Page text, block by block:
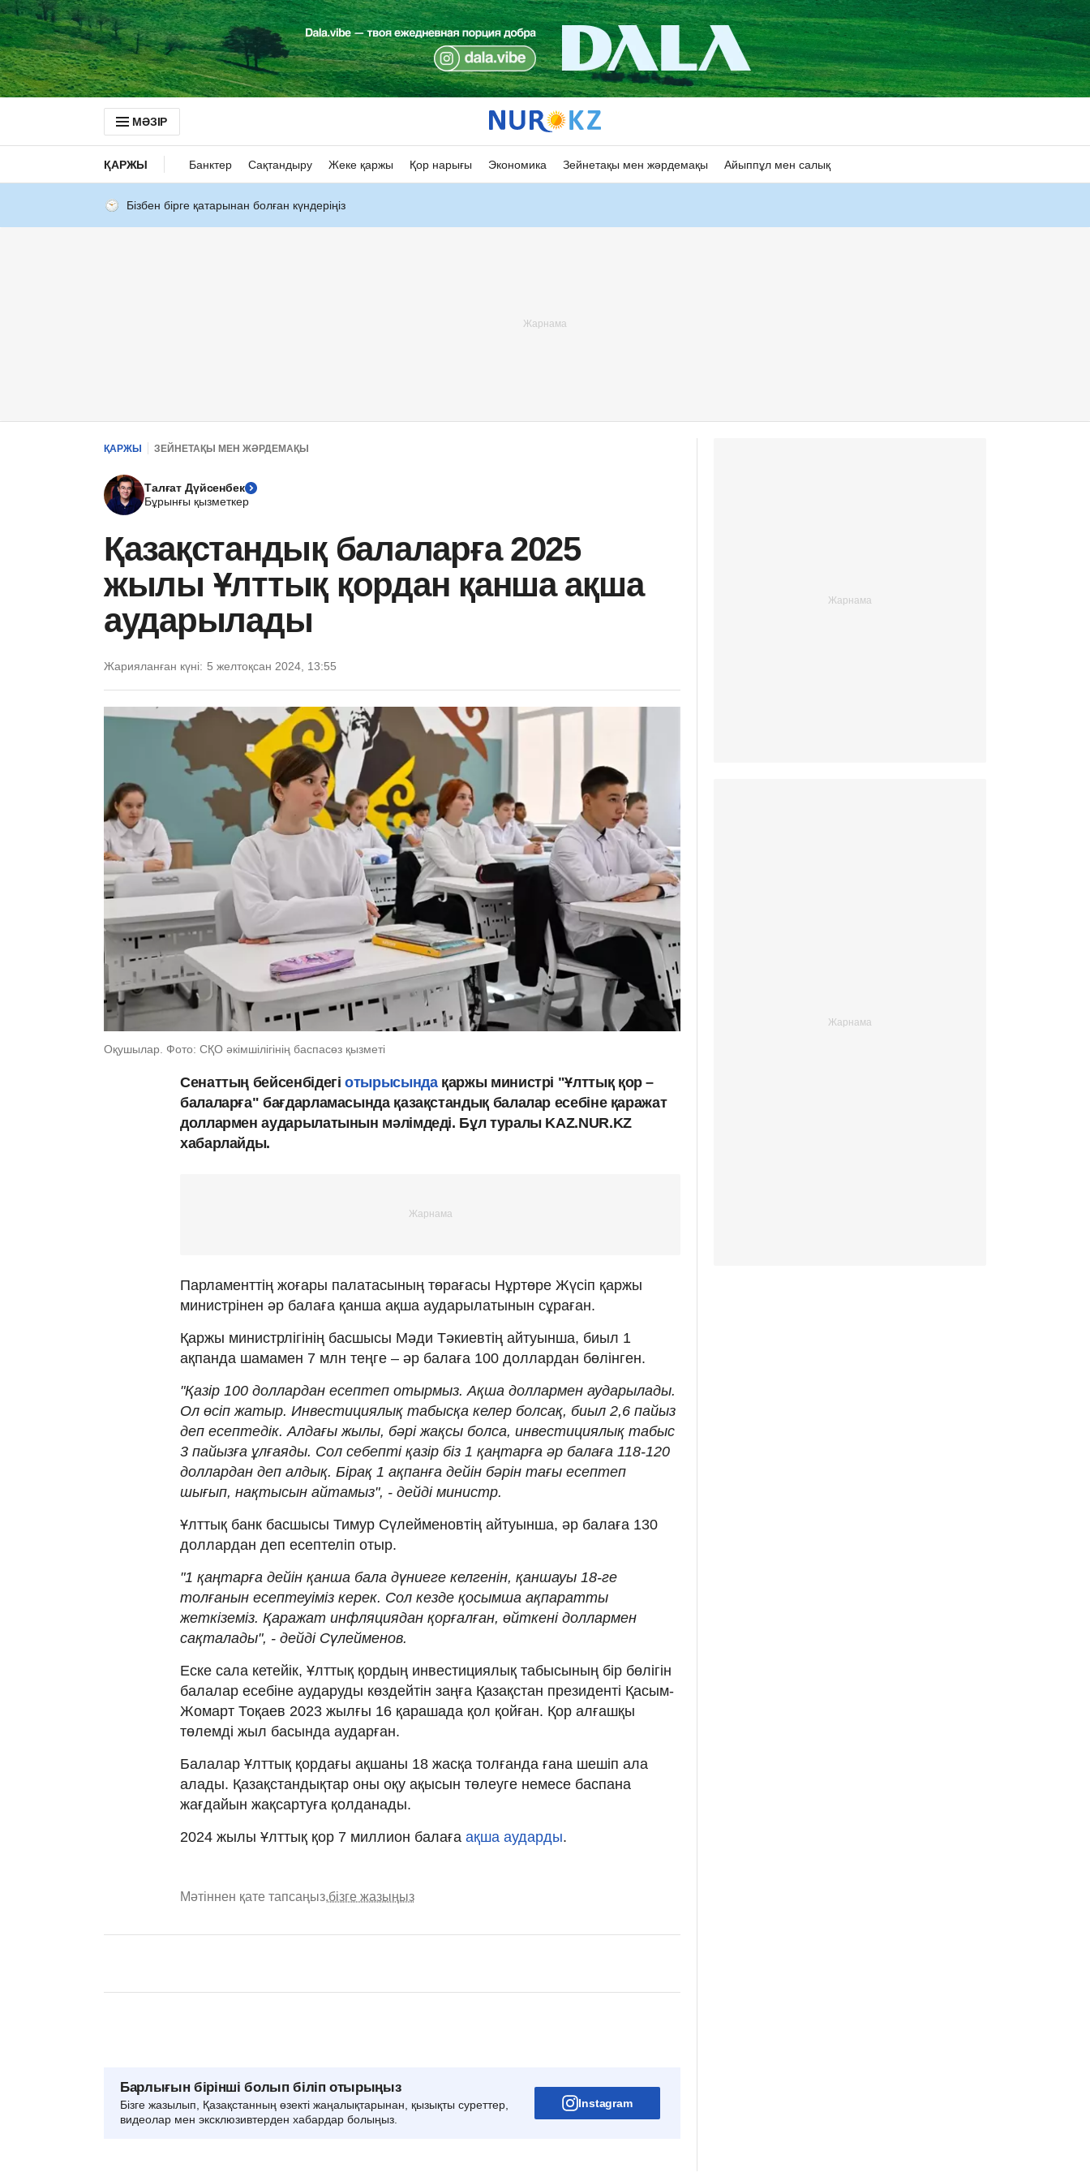
МӘЗІР
ҚАРЖЫ Банктер Сақтандыру Жеке қаржы Қор нарығы Экономика Зейнетақы мен жәрдемақы Айыппұл мен салық
Бізбен бірге қатарынан болған күндеріңіз
ҚАРЖЫ ЗЕЙНЕТАҚЫ МЕН ЖӘРДЕМАҚЫ
Талғат Дүйсенбек
Бұрынғы қызметкер
Қазақстандық балаларға 2025
жылы Ұлттық қордан қанша ақша
аударылады
Жарияланған күні: 5 желтоқсан 2024, 13:55
Оқушылар. Фото: СҚО әкімшілігінің баспасөз қызметі
Сенаттың бейсенбідегіотырысындақаржы министрі "Ұлттық қор –
балаларға" бағдарламасында қазақстандық балалар есебіне қаражат
доллармен аударылатынын мәлімдеді. Бұл туралы KAZ.NUR.KZ
хабарлайды.
Парламенттің жоғары палатасының төрағасы Нұртөре Жүсіп қаржы
министрінен әр балаға қанша ақша аударылатынын сұраған.
Қаржы министрлігінің басшысы Мәди Тәкиевтің айтуынша, биыл 1
ақпанда шамамен 7 млн теңге – әр балаға 100 доллардан бөлінген.
"Қазір 100 доллардан есептеп отырмыз. Ақша доллармен аударылады.
Ол өсіп жатыр. Инвестициялық табысқа келер болсақ, биыл 2,6 пайыз
деп есептедік. Алдағы жылы, бәрі жақсы болса, инвестициялық табыс
3 пайызға ұлғаяды. Сол себепті қазір біз 1 қаңтарға әр балаға 118-120
доллардан деп алдық. Бірақ 1 ақпанға дейін бәрін тағы есептеп
шығып, нақтысын айтамыз", - дейді министр.
Ұлттық банк басшысы Тимур Сүлейменовтің айтуынша, әр балаға 130
доллардан деп есептеліп отыр.
"1 қаңтарға дейін қанша бала дүниеге келгенін, қаншауы 18-ге
толғанын есептеуіміз керек. Сол кезде қосымша ақпаратты
жеткіземіз. Қаражат инфляциядан қорғалған, өйткені доллармен
сақталады", - дейді Сүлейменов.
Еске сала кетейік, Ұлттық қордың инвестициялық табысының бір бөлігін
балалар есебіне аударуды көздейтін заңға Қазақстан президенті Қасым-
Жомарт Тоқаев 2023 жылғы 16 қарашада қол қойған. Қор алғашқы
төлемді жыл басында аударған.
Балалар Ұлттық қордағы ақшаны 18 жасқа толғанда ғана шешіп ала
алады. Қазақстандықтар оны оқу ақысын төлеуге немесе баспана
жағдайын жақсартуға қолданады.
2024 жылы Ұлттық қор 7 миллион балаға ақша аударды.
Мәтіннен қате тапсаңыз,бізге жазыңыз
Барлығын бірінші болып біліп отырыңыз
Бізге жазылып, Қазақстанның өзекті жаңалықтарынан, қызықты суреттер,
видеолар мен эксклюзивтерден хабардар болыңыз.
Instagram